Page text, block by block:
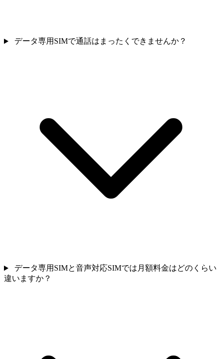
データ専用SIMで通話はまったくできませんか？
データ専用SIMと音声対応SIMでは月額料金はどのくらい
違いますか？